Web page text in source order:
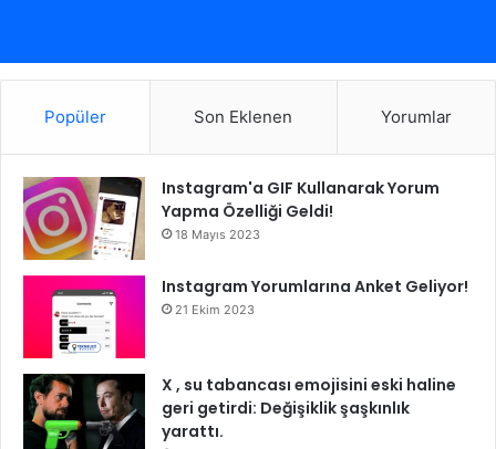
Popüler Son Eklenen Yorumlar
Instagram'a GIF Kullanarak Yorum
Yapma Özelliği Geldi!
18 Mayıs 2023
Instagram Yorumlarına Anket Geliyor!
21 Ekim 2023
X , su tabancası emojisini eski haline
geri getirdi: Değişiklik şaşkınlık
yarattı.